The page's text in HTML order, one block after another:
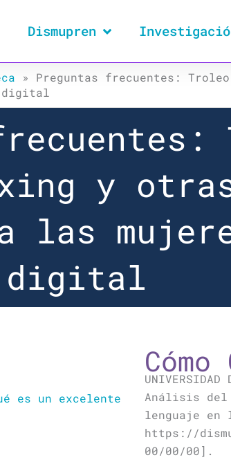
Dismupren
» Preguntas frecuentes:
digital
y
las
digital
es un excelente
UNIVERSIDAD
Análisis del
lenguaje en
https://
00/00/00].